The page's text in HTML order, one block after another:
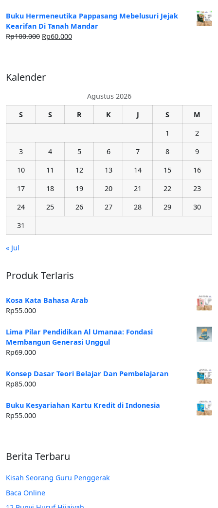
Buku Hermeneutika Pappasang Mebelusuri Jejak
Kearifan Di Tanah Mandar
Rp100.000 Rp60.000
Kalender
Agustus 2026
S
S R K J S
M
1
2
3
4 5 6 7 8
9
10
11 12 13 14 15
16
17
18 19 20 21 22
23
24
25 26 27 28 29
30
31
« Jul
Produk Terlaris
Kosa Kata Bahasa Arab
Rp55.000
Lima Pilar Pendidikan Al Umanaa: Fondasi
Membangun Generasi Unggul
Rp69.000
Konsep Dasar Teori Belajar Dan Pembelajaran
Rp85.000
Buku Kesyariahan Kartu Kredit di Indonesia
Rp55.000
Berita Terbaru
Kisah Seorang Guru Penggerak
Baca Online